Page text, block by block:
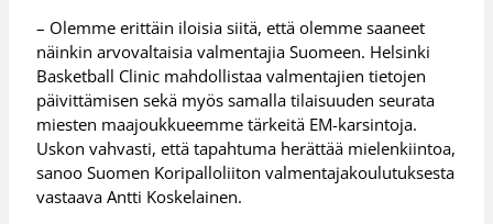
– Olemme erittäin iloisia siitä, että olemme saaneet
näinkin arvovaltaisia valmentajia Suomeen. Helsinki
Basketball Clinic mahdollistaa valmentajien tietojen
päivittämisen sekä myös samalla tilaisuuden seurata
miesten maajoukkueemme tärkeitä EM-karsintoja.
Uskon vahvasti, että tapahtuma herättää mielenkiintoa,
sanoo Suomen Koripalloliiton valmentajakoulutuksesta
vastaava Antti Koskelainen.